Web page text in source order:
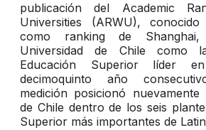
publicación del Academic
Universities (ARWU), conocido
como ranking de
Universidad de Chile como
Educación Superior líder
decimoquinto año
medición posicionó
de Chile dentro de los seis
Superior más importantes de